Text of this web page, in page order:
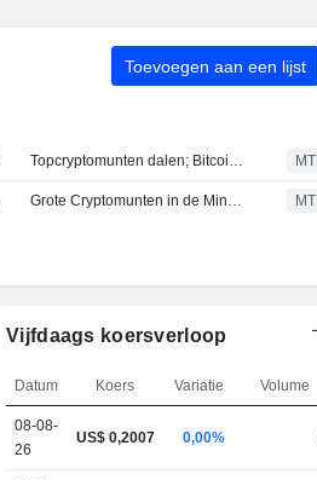
Toevoegen aan een lijst
Topcryptomunten dalen; Bitcoin zakt onder $102.000 MT
Grote Cryptomunten in de Min; Bitcoin Daalt Onder $103.000 MT
Vijfdaags koersverloop
Datum Koers Variatie Volume
08-08-
26
US$ 0,2007 0,00%